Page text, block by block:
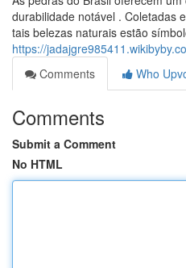
durabilidade notável . Coletadas
tais belezas naturais estão
https://
Comments
Who
Comments
Submit a Comment
No HTML